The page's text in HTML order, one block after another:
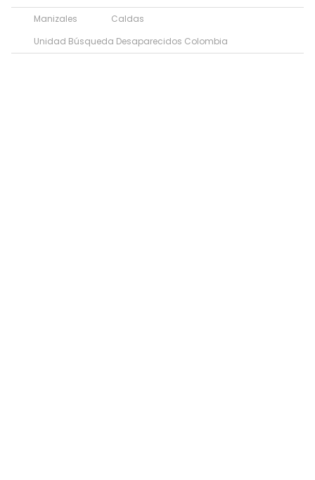
Manizales
Caldas
Unidad Búsqueda Desaparecidos Colombia